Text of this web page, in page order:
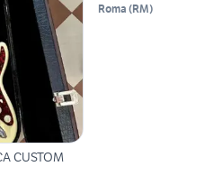
CUSTOM
Roma (RM)